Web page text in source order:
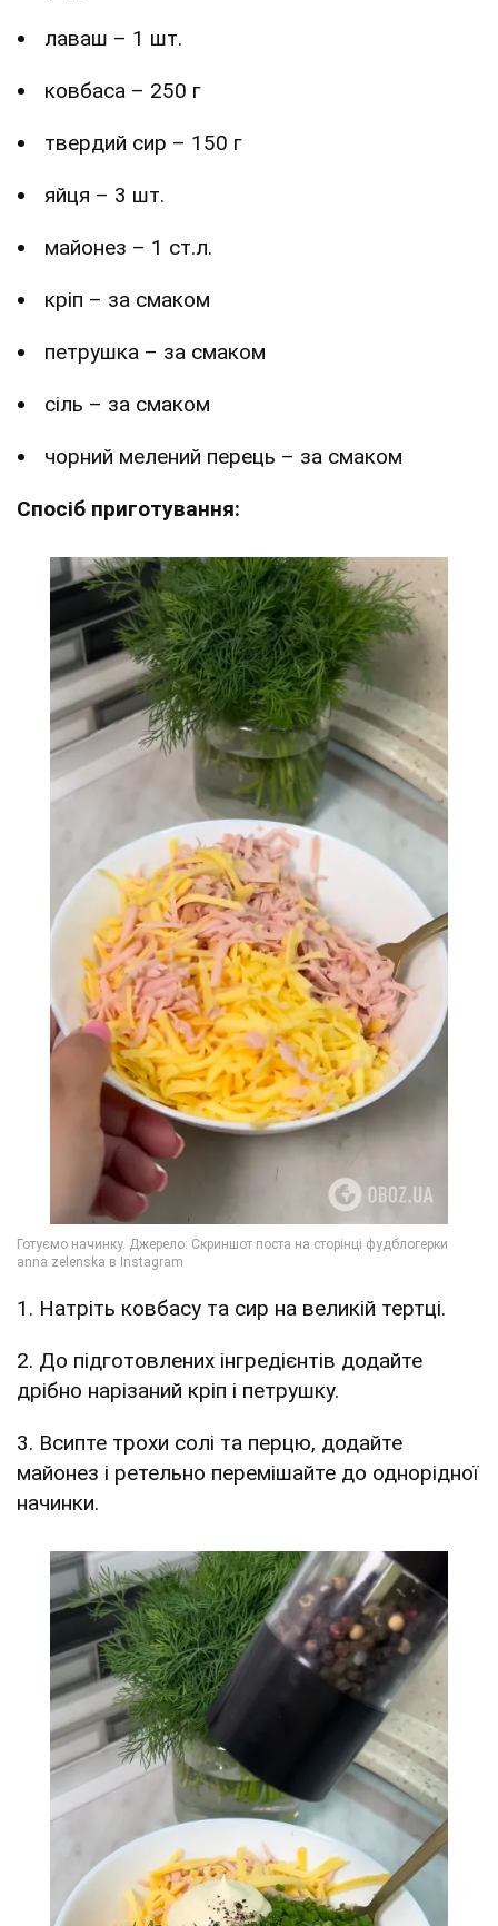
лаваш – 1 шт.
ковбаса – 250 г
твердий сир – 150 г
яйця – 3 шт.
майонез – 1 ст.л.
кріп – за смаком
петрушка – за смаком
сіль – за смаком
чорний мелений перець – за смаком
Спосіб приготування:
1. Натріть ковбасу та сир на великій тертці.
2. До підготовлених інгредієнтів додайте
дрібно нарізаний кріп і петрушку.
3. Всипте трохи солі та перцю, додайте
майонез і ретельно перемішайте до однорідної
начинки.